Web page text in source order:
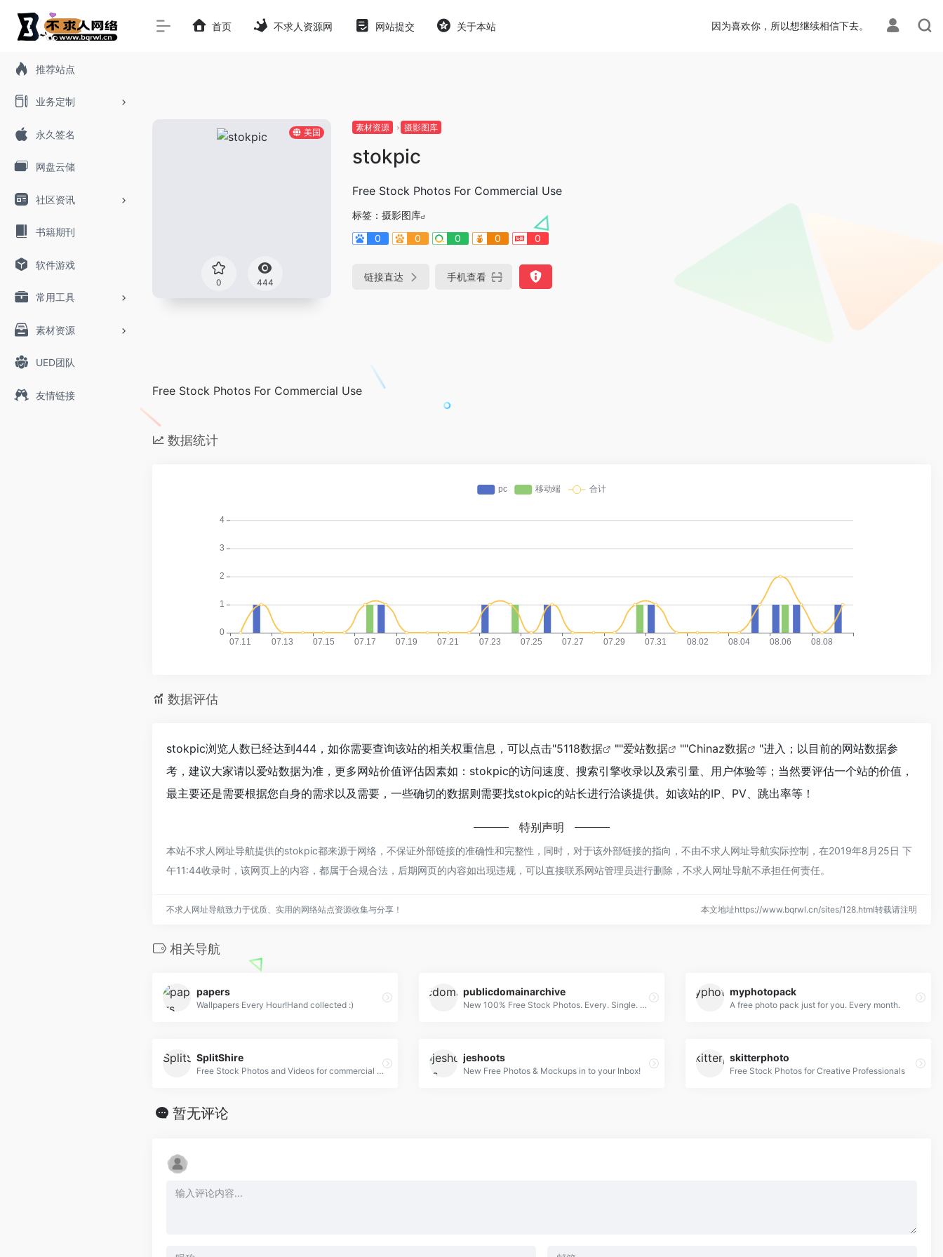
推荐站点
业务定制
永久签名
网盘云储
社区资讯
书籍期刊
软件游戏
常用工具
素材资源
UED团队
友情链接
首页 不求人资源网 网站提交 关于本站 因为喜欢你，所以想继续相信下去。
美国
0 444
素材资源 摄影图库
stokpic
Free Stock Photos For Commercial Use
标签： 摄影图库
0
0 0 0 0
链接直达 手机查看
Free Stock Photos For Commercial Use
数据统计
数据评估
stokpic浏览人数已经达到444，如你需要查询该站的相关权重信息，可以点击"5118数据 ""爱站数据 ""Chinaz数据
"进入；以目前的网站数据参
考，建议大家请以爱站数据为准，更多网站价值评估因素如：stokpic的访问速度、搜索引擎收录以及索引量、用户体验等；当然要评估一个站的价值，
最主要还是需要根据您自身的需求以及需要，一些确切的数据则需要找stokpic的站长进行洽谈提供。如该站的IP、PV、跳出率等！
特别声明
本站不求人网址导航提供的stokpic都来源于网络，不保证外部链接的准确性和完整性，同时，对于该外部链接的指向，不由不求人网址导航实际控制，在2019年8月25日 下
午11:44收录时，该网页上的内容，都属于合规合法，后期网页的内容如出现违规，可以直接联系网站管理员进行删除，不求人网址导航不承担任何责任。
不求人网址导航致力于优质、实用的网络站点资源收集与分享！ 本文地址https://www.bqrwl.cn/sites/128.html转载请注明
相关导航
papers
Wallpapers Every Hour!Hand collected :)
publicdomainarchive
New 100% Free Stock Photos. Every. Single. Week.
myphotopack
A free photo pack just for you. Every month.
SplitShire
Free Stock Photos and Videos for commercial use.
jeshoots
New Free Photos & Mockups in to your Inbox!
skitterphoto
Free Stock Photos for Creative Professionals
暂无评论